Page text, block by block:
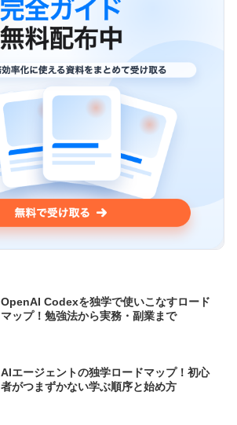
OpenAI Codexを独学で使いこなすロード
マップ！勉強法から実務・副業まで
AIエージェントの独学ロードマップ！初心
者がつまずかない学ぶ順序と始め方